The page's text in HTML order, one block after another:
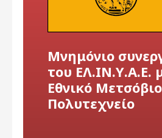
Μνημόνιο
του ΕΛ.ΙΝ.Υ.Α.Ε.
Εθνικό Μετσόβιο
Πολυτεχνείο